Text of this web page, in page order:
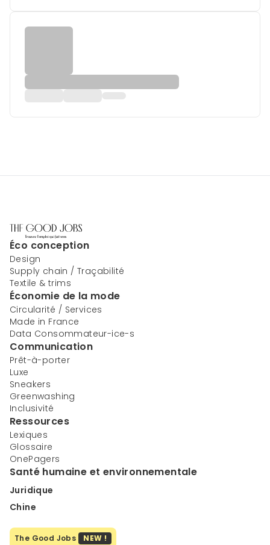
Éco conception
Design
Supply chain / Traçabilité
Textile & trims
Économie de la mode
Circularité / Services
Made in France
Data Consommateur-ice-s
Communication
Prêt-à-porter
Luxe
Sneakers
Greenwashing
Inclusivité
Ressources
Lexiques
Glossaire
OnePagers
Santé humaine et environnementale
Juridique
Chine
The Good Jobs NEW !